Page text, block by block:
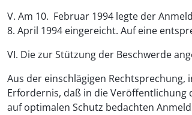
V. Am 10. Februar 1994 legte der
8. April 1994 eingereicht. Auf eine
VI. Die zur Stützung der Beschwerde
Aus der einschlägigen
Erfordernis, daß in die Veröffentlichung
auf optimalen Schutz bedachten